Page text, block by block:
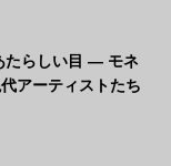
たらしい目 ― モネ
アーティストたち